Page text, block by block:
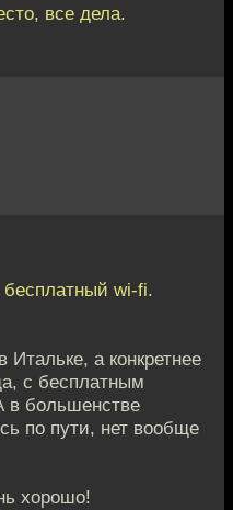
все дела.
бесплатный wi-fi.
а конкретнее
с бесплатным
в большенстве
по пути, нет вообще
хорошо!